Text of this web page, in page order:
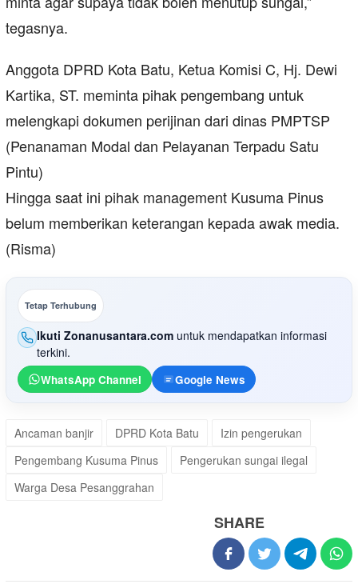
tegasnya.
Anggota DPRD Kota Batu, Ketua Komisi C, Hj. Dewi
Kartika, ST. meminta pihak pengembang untuk
melengkapi dokumen perijinan dari dinas PMPTSP
(Penanaman Modal dan Pelayanan Terpadu Satu
Pintu)
Hingga saat ini pihak management Kusuma Pinus
belum memberikan keterangan kepada awak media.
(Risma)
Tetap Terhubung
Ikuti Zonanusantara.com untuk mendapatkan informasi
terkini.
WhatsApp Channel Google News
Ancaman banjir DPRD Kota Batu
Izin pengerukan
Pengembang Kusuma Pinus
Pengerukan sungai ilegal
Warga Desa Pesanggrahan
SHARE